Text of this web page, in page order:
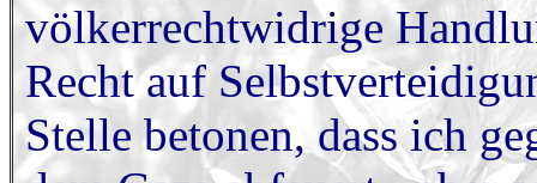
völkerrechtwidrige
Recht auf
Stelle betonen, dass ich